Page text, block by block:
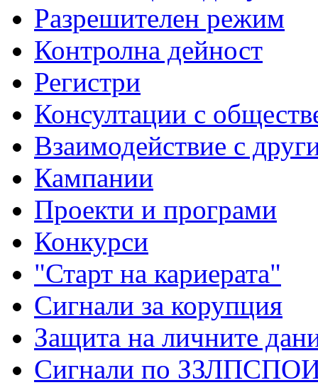
Разрешителен режим
Контролна дейност
Регистри
Консултации с
Взаимодействие с
Кампании
Проекти и програми
Конкурси
"Старт на кариерата"
Сигнали за корупция
Защита на личните
Сигнали по